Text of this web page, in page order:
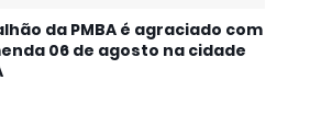
da PMBA é agraciado com
06 de agosto na cidade